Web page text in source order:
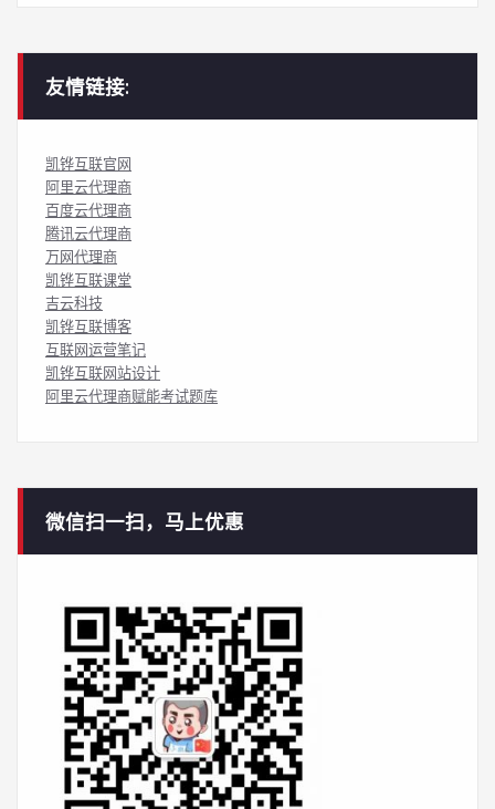
友情链接:
凯铧互联官网
阿里云代理商
百度云代理商
腾讯云代理商
万网代理商
凯铧互联课堂
吉云科技
凯铧互联博客
互联网运营笔记
凯铧互联网站设计
阿里云代理商赋能考试题库
微信扫一扫，马上优惠